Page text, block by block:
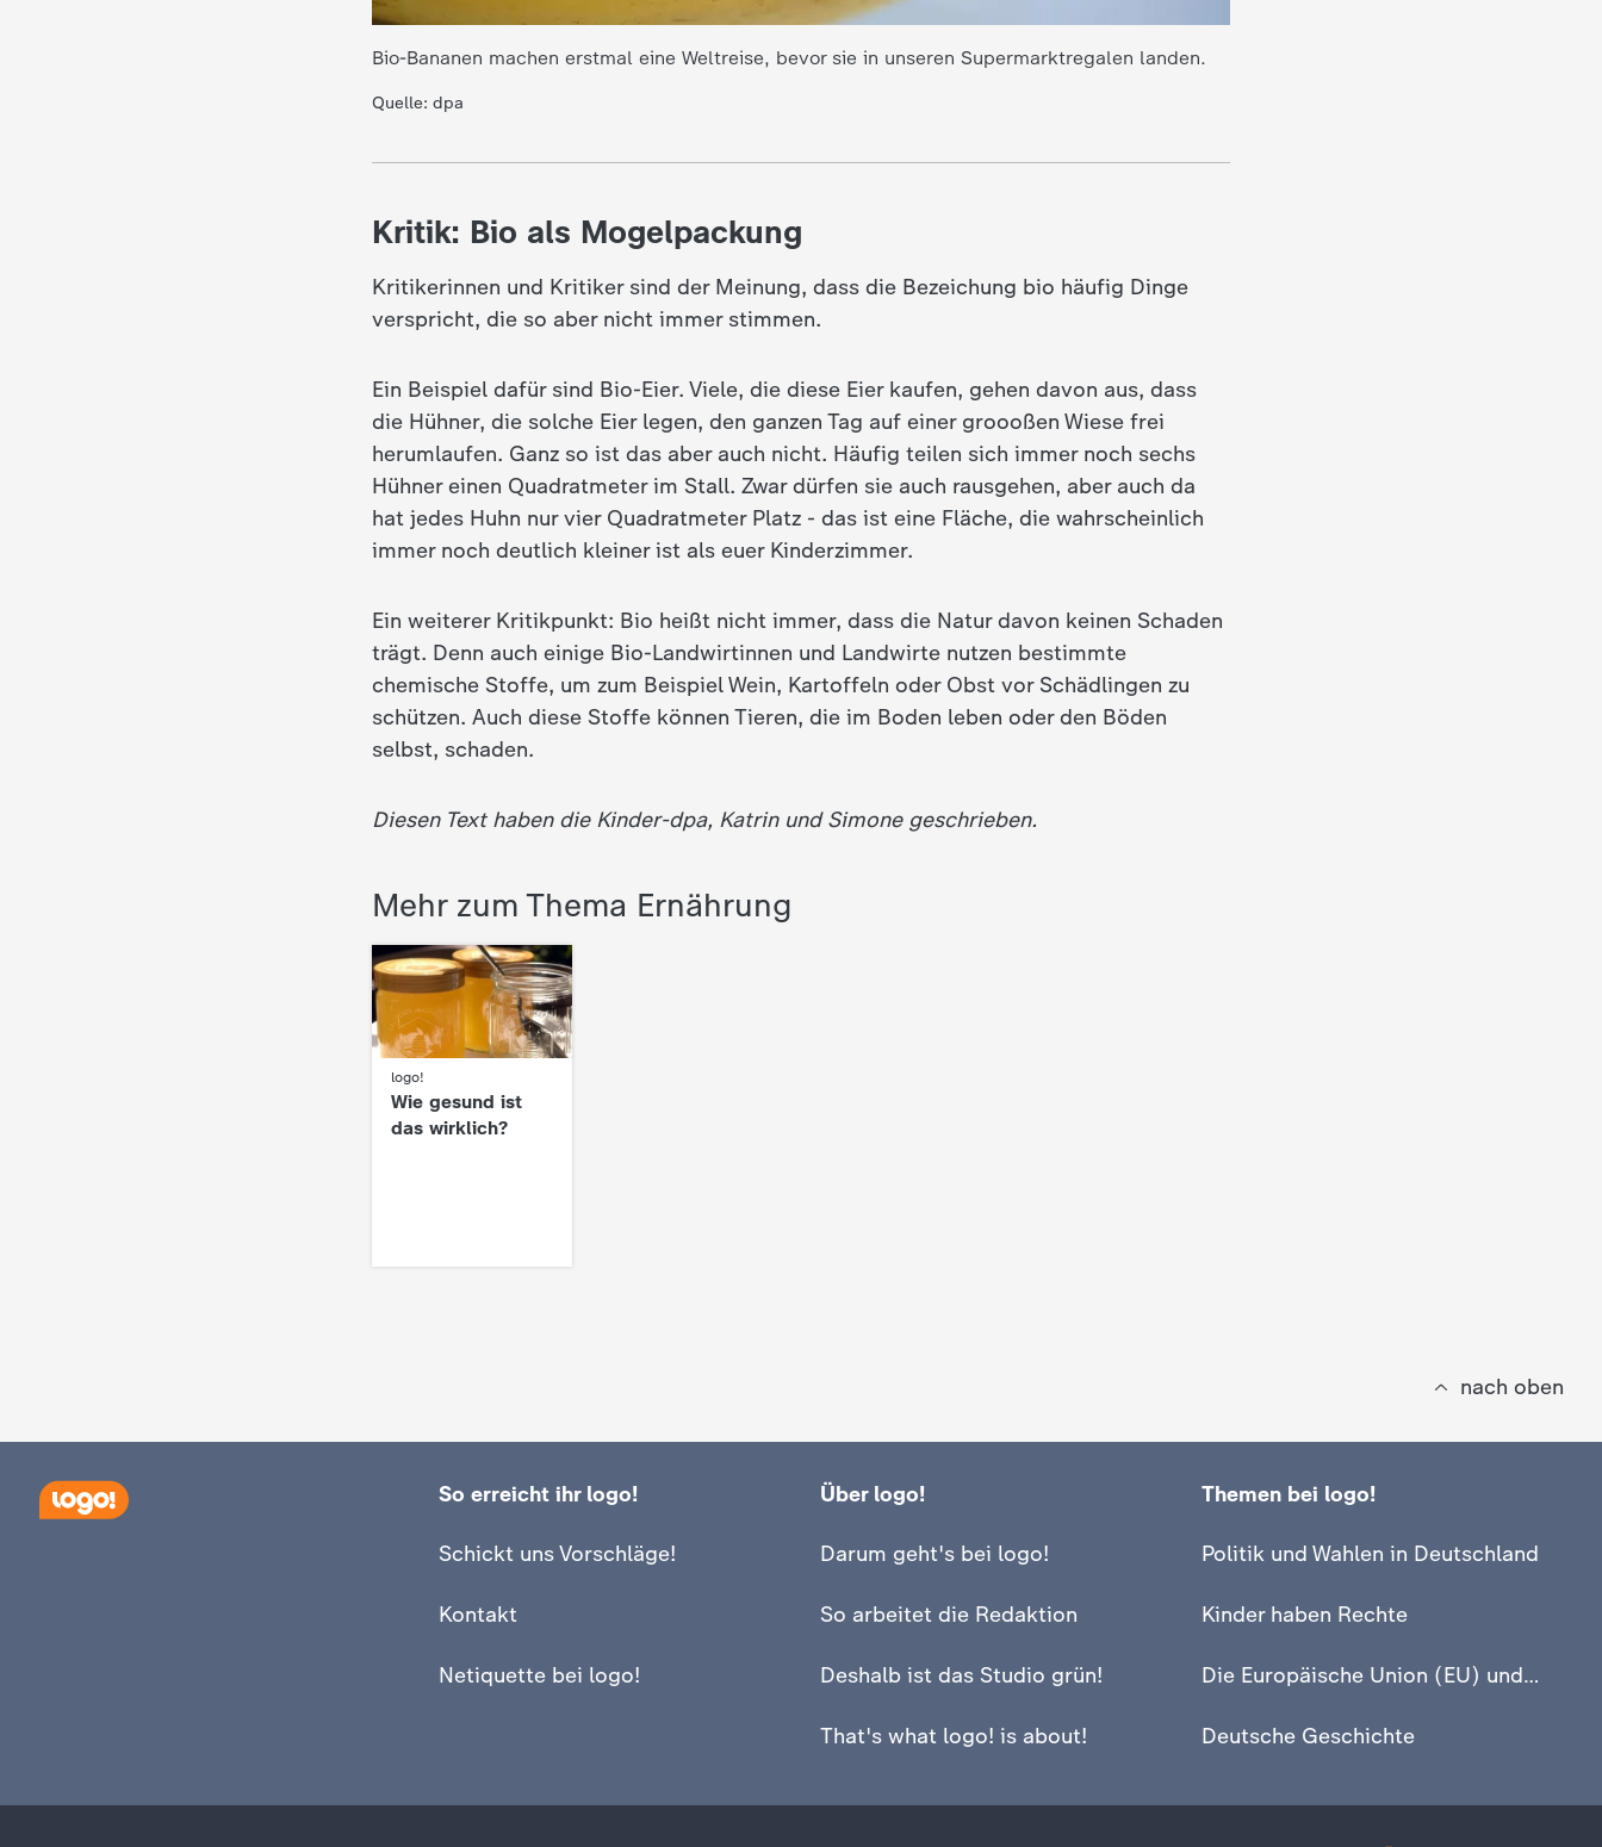
Bio-Bananen machen erstmal eine Weltreise, bevor sie in unseren Supermarktregalen landen.
Quelle: dpa
Kritik: Bio als Mogelpackung
Kritikerinnen und Kritiker sind der Meinung, dass die Bezeichung bio häufig Dinge
verspricht, die so aber nicht immer stimmen.
Ein Beispiel dafür sind Bio-Eier. Viele, die diese Eier kaufen, gehen davon aus, dass
die Hühner, die solche Eier legen, den ganzen Tag auf einer groooßen Wiese frei
herumlaufen. Ganz so ist das aber auch nicht. Häufig teilen sich immer noch sechs
Hühner einen Quadratmeter im Stall. Zwar dürfen sie auch rausgehen, aber auch da
hat jedes Huhn nur vier Quadratmeter Platz - das ist eine Fläche, die wahrscheinlich
immer noch deutlich kleiner ist als euer Kinderzimmer.
Ein weiterer Kritikpunkt: Bio heißt nicht immer, dass die Natur davon keinen Schaden
trägt. Denn auch einige Bio-Landwirtinnen und Landwirte nutzen bestimmte
chemische Stoffe, um zum Beispiel Wein, Kartoffeln oder Obst vor Schädlingen zu
schützen. Auch diese Stoffe können Tieren, die im Boden leben oder den Böden
selbst, schaden.
Diesen Text haben die Kinder-dpa, Katrin und Simone geschrieben.
Mehr zum Thema Ernährung
logo!
:
Wie gesund ist
das wirklich?
nach oben
So erreicht ihr logo!
Schickt uns Vorschläge!
Kontakt
Netiquette bei logo!
Über logo!
Darum geht's bei logo!
So arbeitet die Redaktion
Deshalb ist das Studio grün!
That's what logo! is about!
Themen bei logo!
Politik und Wahlen in Deutschland
Kinder haben Rechte
Die Europäische Union (EU) und Europa
Deutsche Geschichte